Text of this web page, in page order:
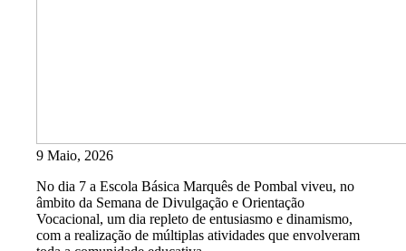
9 Maio, 2026
No dia 7 a Escola Básica Marquês de Pombal viveu, no
âmbito da Semana de Divulgação e Orientação
Vocacional, um dia repleto de entusiasmo e dinamismo,
com a realização de múltiplas atividades que envolveram